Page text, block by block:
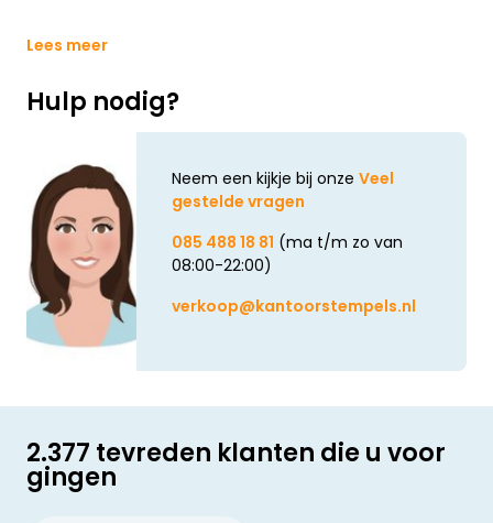
Lees meer
Hulp nodig?
Neem een kijkje bij onze Veel
gestelde vragen
085 488 18 81 (ma t/m zo van
08:00-22:00)
verkoop@kantoorstempels.nl
2.377 tevreden klanten die u voor
gingen